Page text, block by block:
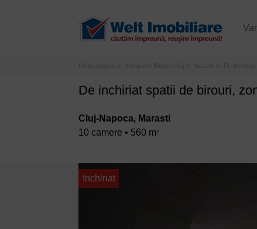
Prima pagina Inchiriere Birouri Cluj Marasti De
De inchiriat spatii de birouri,
Cluj-Napoca, Marasti
10 camere • 560 m2
Inchiriat